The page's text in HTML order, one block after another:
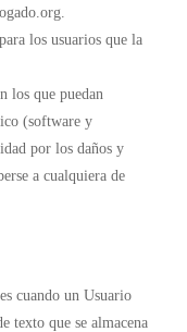
los usuarios que la
los que puedan
(software y
por los daños y
a cualquiera de
cuando un Usuario
texto que se almacena